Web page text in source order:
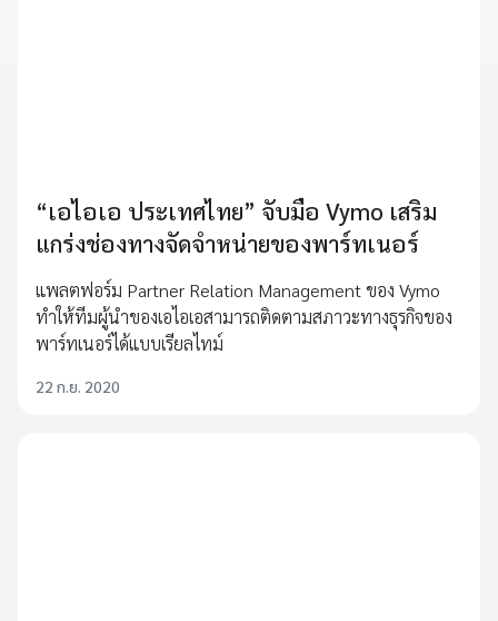
“เอไอเอ ประเทศไทย” จับมือ Vymo เสริม
แกร่งช่องทางจัดจำหน่ายของพาร์ทเนอร์
แพลตฟอร์ม Partner Relation Management ของ Vymo
ทำให้ทีมผู้นำของเอไอเอสามารถติดตามสภาวะทางธุรกิจของ
พาร์ทเนอร์ได้แบบเรียลไทม์
22 ก.ย. 2020